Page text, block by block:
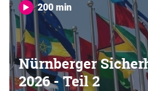
200 min
Nürnberger
2026 - Teil 2